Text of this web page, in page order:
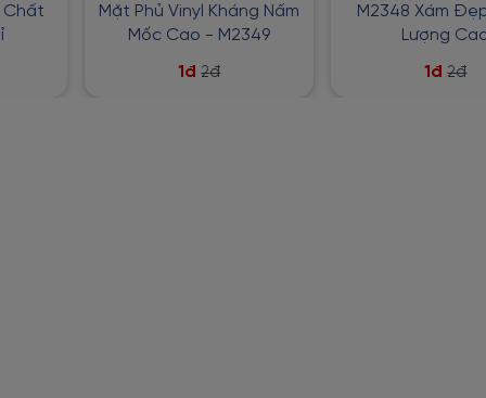
Chất
Mặt Phủ Vinyl Kháng Nấm
Mốc Cao - M2349
1đ 2đ
M2348 Xám
Lượng
1đ 2đ